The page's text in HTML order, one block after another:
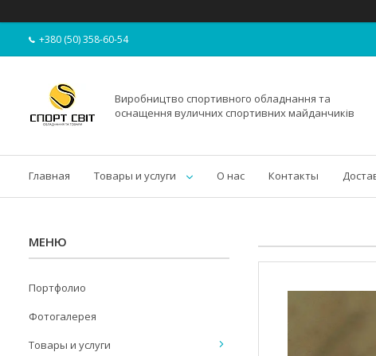
+380 (50) 358-60-54
Виробництво спортивного обладнання та
оснащення вуличних спортивних майданчиків
Главная Товары и услуги О нас Контакты
Портфолио
Фотогалерея
Товары и услуги